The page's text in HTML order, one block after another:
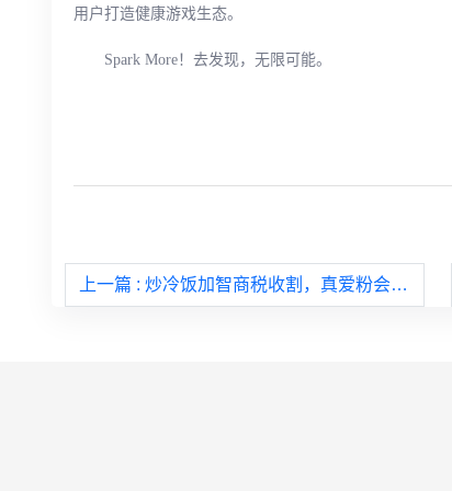
用户打造健康游戏生态。
Spark More！去发现，无限可能。
上一篇 : 炒冷饭加智商税收割，真爱粉会买吗？